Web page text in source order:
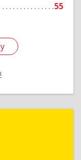
55
г, Кирова ул,